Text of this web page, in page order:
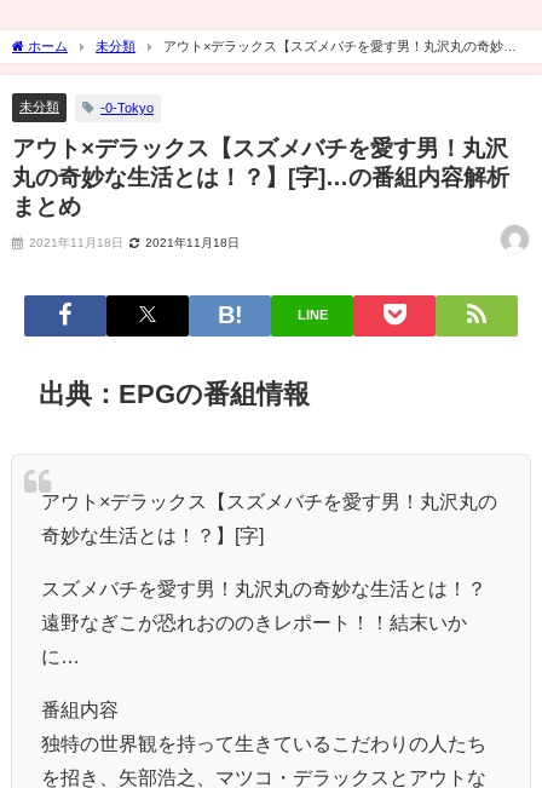
ホーム 未分類
アウト×デラックス【スズメバチを愛す男！丸沢丸の奇妙な
生活とは！？】[字]…の番組内容解析まとめ
未分類 -0-Tokyo
アウト×デラックス【スズメバチを愛す男！丸沢
丸の奇妙な生活とは！？】[字]…の番組内容解析
まとめ
2021年11月18日 2021年11月18日
LINE
出典：EPGの番組情報
アウト×デラックス【スズメバチを愛す男！丸沢丸の
奇妙な生活とは！？】[字]
スズメバチを愛す男！丸沢丸の奇妙な生活とは！？
遠野なぎこが恐れおののきレポート！！結末いか
に…
番組内容
独特の世界観を持って生きているこだわりの人たち
を招き、矢部浩之、マツコ・デラックスとアウトな